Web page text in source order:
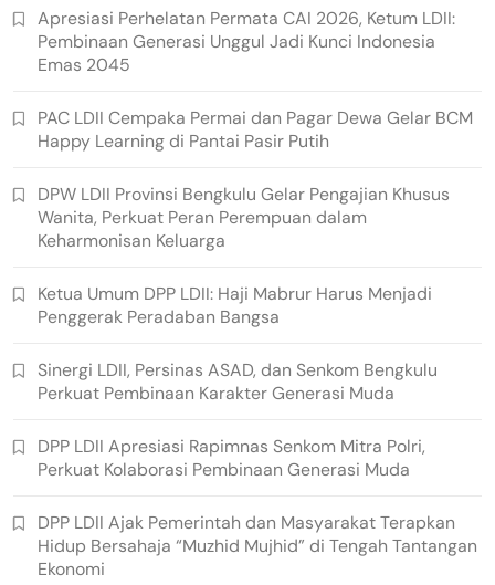
Apresiasi Perhelatan Permata CAI 2026, Ketum LDII:
Pembinaan Generasi Unggul Jadi Kunci Indonesia
Emas 2045
PAC LDII Cempaka Permai dan Pagar Dewa Gelar BCM
Happy Learning di Pantai Pasir Putih
DPW LDII Provinsi Bengkulu Gelar Pengajian Khusus
Wanita, Perkuat Peran Perempuan dalam
Keharmonisan Keluarga
Ketua Umum DPP LDII: Haji Mabrur Harus Menjadi
Penggerak Peradaban Bangsa
Sinergi LDII, Persinas ASAD, dan Senkom Bengkulu
Perkuat Pembinaan Karakter Generasi Muda
DPP LDII Apresiasi Rapimnas Senkom Mitra Polri,
Perkuat Kolaborasi Pembinaan Generasi Muda
DPP LDII Ajak Pemerintah dan Masyarakat Terapkan
Hidup Bersahaja “Muzhid Mujhid” di Tengah Tantangan
Ekonomi